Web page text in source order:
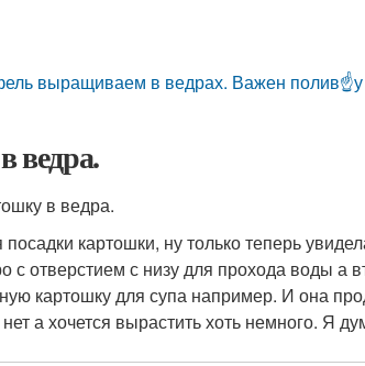
выращиваем в ведрах. Важен
ведра.
картошки, ну только теперь
отверстием с низу для прохода воды а
картошку для супа например. И она
а хочется вырастить хоть немного. Я